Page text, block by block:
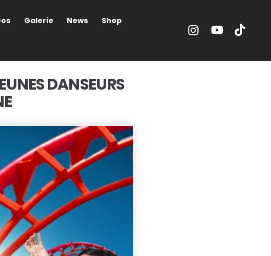
Galerie News
Shop
DANSEURS